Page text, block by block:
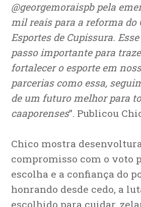
@georgemoraispb pela
mil reais para a reforma do
Esportes de Cupissura.
passo importante para
fortalecer o esporte em
parcerias como essa,
de um futuro melhor para
caaporenses”. Publicou
Chico mostra
compromisso com o voto
escolha e a confiança do
honrando desde cedo, a
escolhido para cuidar,